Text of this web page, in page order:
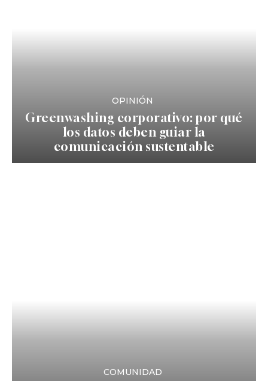
OPINIÓN
Greenwashing corporativo: por qué
los datos deben guiar la
comunicación sustentable
COMUNIDAD